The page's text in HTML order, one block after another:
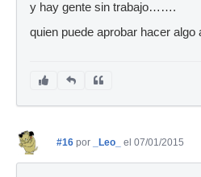
y hay gente sin trabajo…….
quien puede aprobar hacer algo
#16 por _Leo_ el 07/01/2015